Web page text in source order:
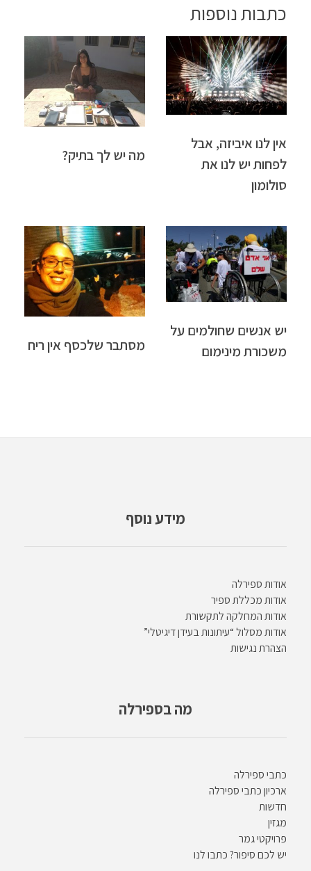
כתבות נוספות
אין לנו איביזה, אבל
לפחות יש לנו את
סולומון
מה יש לך בתיק?
יש אנשים שחולמים על
משכורת מינימום
מסתבר שלכסף אין ריח
מידע נוסף
אודות ספירלה
אודות מכללת ספיר
אודות המחלקה לתקשורת
אודות מסלול “עיתונות בעידן דיגיטלי”
הצהרת נגישות
מה בספירלה
כתבי ספירלה
ארכיון כתבי ספירלה
חדשות
מגזין
פרויקטי גמר
יש לכם סיפור? כתבו לנו